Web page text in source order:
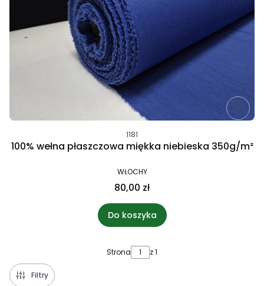
1181
100% wełna płaszczowa miękka niebieska 350g/m²
WŁOCHY
80,00 zł
Do koszyka
Strona z 1
Filtry